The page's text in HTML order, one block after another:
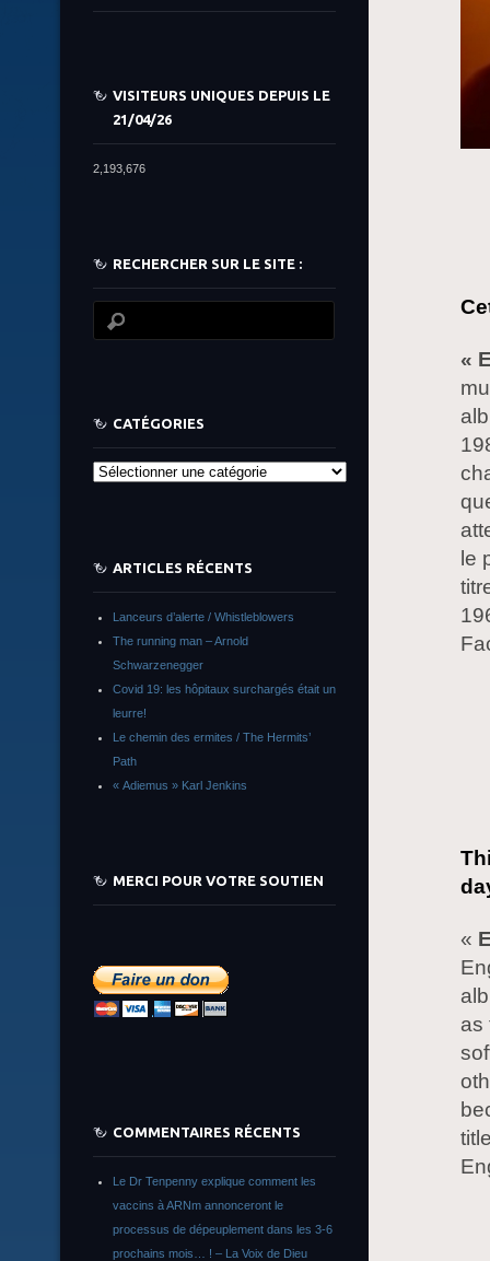
«
le
«
as
VISITEURS UNIQUES DEPUIS LE
21/04/26
2,193,676
RECHERCHER SUR LE SITE :
CATÉGORIES
Catégories
ARTICLES RÉCENTS
Lanceurs d’alerte / Whistleblowers
The running man – Arnold
Schwarzenegger
Covid 19: les hôpitaux surchargés était un
leurre!
Le chemin des ermites / The Hermits’
Path
« Adiemus » Karl Jenkins
MERCI POUR VOTRE SOUTIEN
COMMENTAIRES RÉCENTS
Le Dr Tenpenny explique comment les
vaccins à ARNm annonceront le
processus de dépeuplement dans les 3-6
prochains mois… ! – La Voix de Dieu